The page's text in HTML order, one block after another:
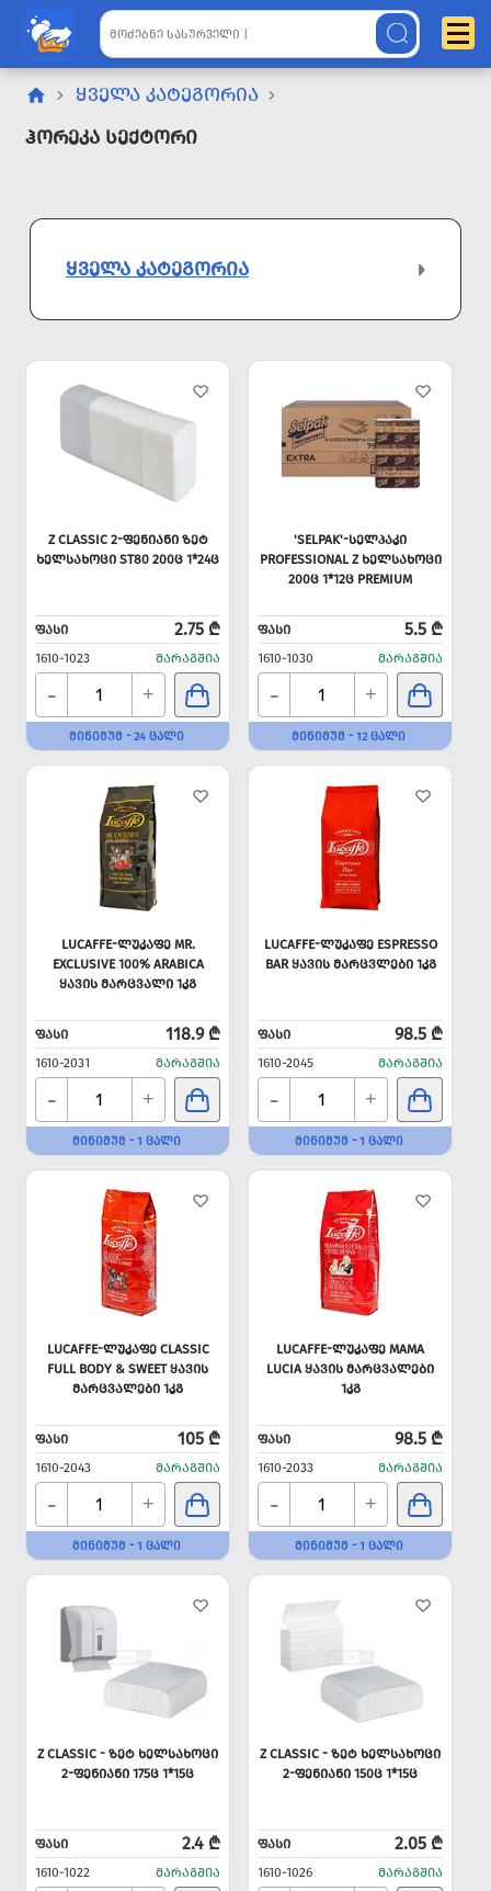
ᲧᲕᲔᲚᲐ ᲙᲐᲢᲔᲒᲝᲠᲘᲐ
Ჰორეკა Სექტორი
ᲧᲕᲔᲚᲐ ᲙᲐᲢᲔᲒᲝᲠᲘᲐ
Z CLASSIC 2-ᲤᲔᲜᲘᲐᲜᲘ ᲖᲔᲢ
ᲮᲔᲚᲡᲐᲮᲝᲪᲘ ST80 200Ც 1*24Ც
ᲤᲐᲡᲘ 2.75 ₾
1610-1023 ᲛᲐᲠᲐᲒᲨᲘᲐ
- +
ᲛᲘᲜᲘᲛᲣᲛ - 24 ᲪᲐᲚᲘ
'SELPAK'-ᲡᲔᲚᲞᲐᲙᲘ
PROFESSIONAL Z ᲮᲔᲚᲡᲐᲮᲝᲪᲘ
200Ც 1*12Ც PREMIUM
ᲤᲐᲡᲘ 5.5 ₾
1610-1030 ᲛᲐᲠᲐᲒᲨᲘᲐ
- +
ᲛᲘᲜᲘᲛᲣᲛ - 12 ᲪᲐᲚᲘ
LUCAFFE-ᲚᲣᲙᲐᲤᲔ MR.
EXCLUSIVE 100% ARABICA
ᲧᲐᲕᲘᲡ ᲛᲐᲠᲪᲕᲐᲚᲘ 1ᲙᲒ
ᲤᲐᲡᲘ 118.9 ₾
1610-2031 ᲛᲐᲠᲐᲒᲨᲘᲐ
- +
ᲛᲘᲜᲘᲛᲣᲛ - 1 ᲪᲐᲚᲘ
LUCAFFE-ᲚᲣᲙᲐᲤᲔ ESPRESSO
BAR ᲧᲐᲕᲘᲡ ᲛᲐᲠᲪᲕᲚᲔᲑᲘ 1ᲙᲒ
ᲤᲐᲡᲘ 98.5 ₾
1610-2045 ᲛᲐᲠᲐᲒᲨᲘᲐ
- +
ᲛᲘᲜᲘᲛᲣᲛ - 1 ᲪᲐᲚᲘ
LUCAFFE-ᲚᲣᲙᲐᲤᲔ CLASSIC
FULL BODY & SWEET ᲧᲐᲕᲘᲡ
ᲛᲐᲠᲪᲕᲐᲚᲔᲑᲘ 1ᲙᲒ
ᲤᲐᲡᲘ 105 ₾
1610-2043 ᲛᲐᲠᲐᲒᲨᲘᲐ
- +
ᲛᲘᲜᲘᲛᲣᲛ - 1 ᲪᲐᲚᲘ
LUCAFFE-ᲚᲣᲙᲐᲤᲔ MAMA
LUCIA ᲧᲐᲕᲘᲡ ᲛᲐᲠᲪᲕᲐᲚᲔᲑᲘ
1ᲙᲒ
ᲤᲐᲡᲘ 98.5 ₾
1610-2033 ᲛᲐᲠᲐᲒᲨᲘᲐ
- +
ᲛᲘᲜᲘᲛᲣᲛ - 1 ᲪᲐᲚᲘ
Z CLASSIC - ᲖᲔᲢ ᲮᲔᲚᲡᲐᲮᲝᲪᲘ
2-ᲤᲔᲜᲘᲐᲜᲘ 175Ც 1*15Ც
ᲤᲐᲡᲘ 2.4 ₾
1610-1022 ᲛᲐᲠᲐᲒᲨᲘᲐ
Z CLASSIC - ᲖᲔᲢ ᲮᲔᲚᲡᲐᲮᲝᲪᲘ
2-ᲤᲔᲜᲘᲐᲜᲘ 150Ც 1*15Ც
ᲤᲐᲡᲘ 2.05 ₾
1610-1026 ᲛᲐᲠᲐᲒᲨᲘᲐ